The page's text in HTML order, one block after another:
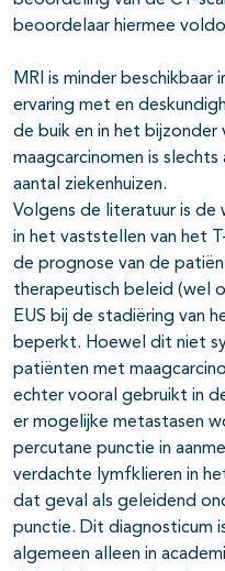
beoordelaar hiermee
MRI is minder
ervaring met en
de buik en in het bijzonder
maagcarcinomen is
aantal ziekenhuizen.
Volgens de literatuur is de
in het vaststellen van het
de prognose van de
therapeutisch beleid (wel
EUS bij de stadiëring van
beperkt. Hoewel dit niet
patiënten met
echter vooral gebruikt in
er mogelijke metastasen
percutane punctie in
verdachte lymfklieren in
dat geval als geleidend
punctie. Dit diagnosticum
algemeen alleen in